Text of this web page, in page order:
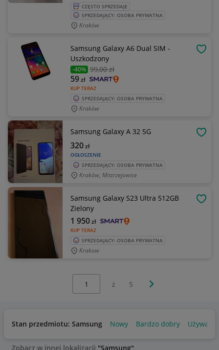
CZĘSTO SPRZEDAJE
SPRZEDAJĄCY: OSOBA PRYWATNA
Kraków
Samsung Galaxy A6 Dual SIM -
Uszkodzony
-40% 99,00 zł
KUP TERAZ
59zł
SPRZEDAJĄCY: OSOBA PRYWATNA
Kraków
Samsung Galaxy A 32 5G
OGŁOSZENIE
320zł
SPRZEDAJĄCY: OSOBA PRYWATNA
Kraków, Mistrzejowice
Samsung Galaxy S23 Ultra 512GB
Zielony
KUP TERAZ
1 950zł
SPRZEDAJĄCY: OSOBA PRYWATNA
Krakow
z 5 Następna strona
Stan przedmiotu: Samsung Nowy Bardzo dobry Używany
Zobacz w innej lokalizacji "Samsung"